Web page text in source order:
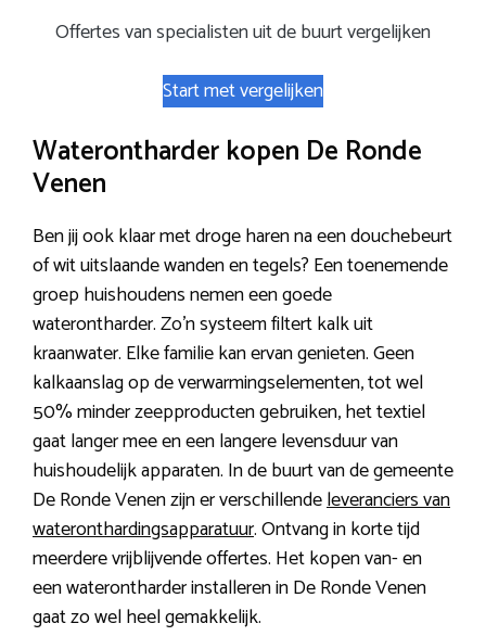
Offertes van specialisten uit de buurt vergelijken
Start met vergelijken
Waterontharder kopen De Ronde
Venen
Ben jij ook klaar met droge haren na een douchebeurt
of wit uitslaande wanden en tegels? Een toenemende
groep huishoudens nemen een goede
waterontharder. Zo’n systeem filtert kalk uit
kraanwater. Elke familie kan ervan genieten. Geen
kalkaanslag op de verwarmingselementen, tot wel
50% minder zeepproducten gebruiken, het textiel
gaat langer mee en een langere levensduur van
huishoudelijk apparaten. In de buurt van de gemeente
De Ronde Venen zijn er verschillendeleveranciers van
wateronthardingsapparatuur. Ontvang in korte tijd
meerdere vrijblijvende offertes. Het kopen van- en
een waterontharder installeren in De Ronde Venen
gaat zo wel heel gemakkelijk.